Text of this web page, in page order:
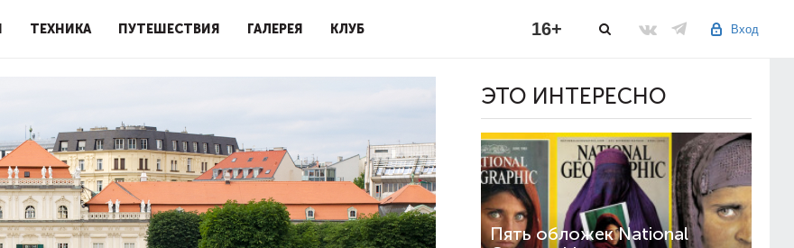
ТЕХНИКА ПУТЕШЕСТВИЯ ГАЛЕРЕЯ КЛУБ Вход
16+
ЭТО ИНТЕРЕСНО
Пять обложек National